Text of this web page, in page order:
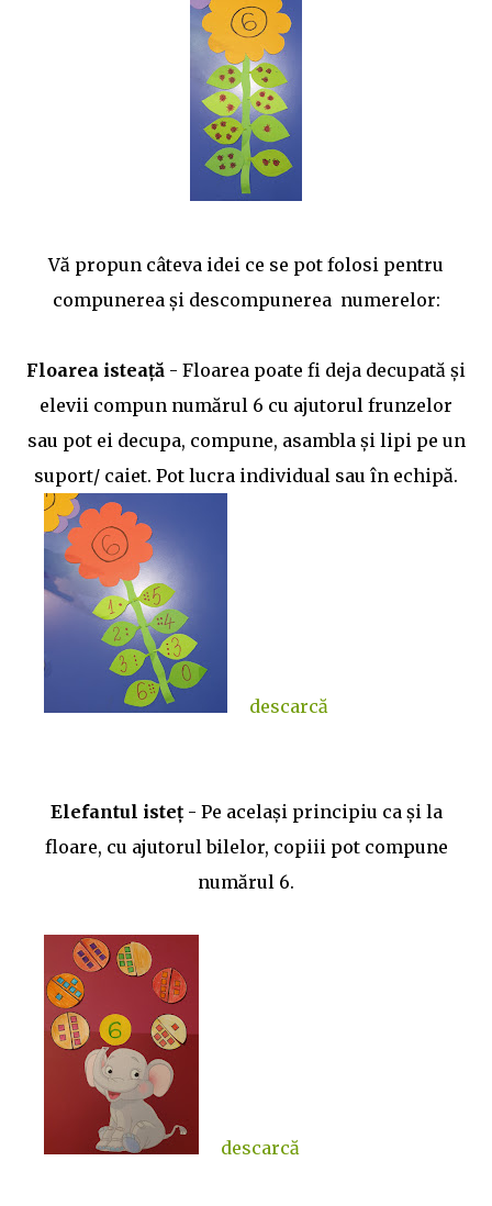
398/ 💥Schita lectiei:: https://www.didactic.ro/materiale-
didactice/iancu-de-hunedoara-schita-lectiei-2 💥Jocuri
pe wordwall: quiz etichete Mult succes! Ilona
Vă propun câteva idei ce se pot folosi pentru
compunerea și descompunerea numerelor:
Floarea isteață - Floarea poate fi deja decupată și
elevii compun numărul 6 cu ajutorul frunzelor
sau pot ei decupa, compune, asambla și lipi pe un
suport/ caiet. Pot lucra individual sau în echipă.
descarcă
Elefantul isteț- Pe același principiu ca și la
floare, cu ajutorul bilelor, copiii pot compune
numărul 6.
descarcă